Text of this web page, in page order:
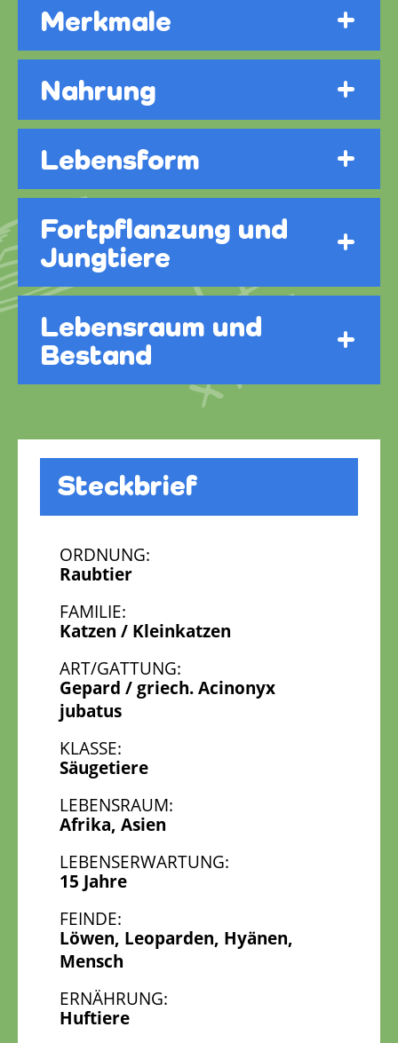
Merkmale
Nahrung
Lebensform
Fortpflanzung und
Jungtiere
Lebensraum und
Bestand
Steckbrief
ORDNUNG:
Raubtier
FAMILIE:
Katzen / Kleinkatzen
ART/GATTUNG:
Gepard / griech. Acinonyx
jubatus
KLASSE:
Säugetiere
LEBENSRAUM:
Afrika, Asien
LEBENSERWARTUNG:
15 Jahre
FEINDE:
Löwen, Leoparden, Hyänen,
Mensch
ERNÄHRUNG:
Huftiere